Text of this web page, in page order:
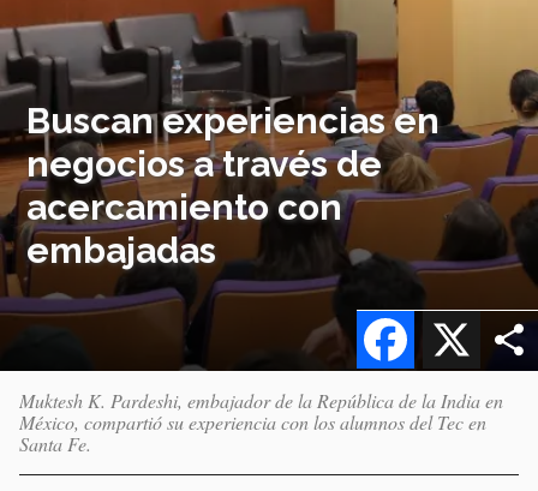
Buscan experiencias en
negocios a través de
acercamiento con
embajadas
X
Facebook
Muktesh K. Pardeshi, embajador de la República de la India en
México, compartió su experiencia con los alumnos del Tec en
Santa Fe.